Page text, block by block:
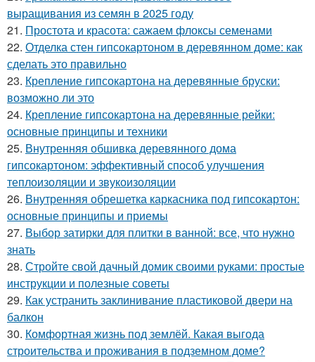
выращивания из семян в 2025 году
21. Простота и красота: сажаем флоксы семенами
22. Отделка стен гипсокартоном в деревянном доме: как
сделать это правильно
23. Крепление гипсокартона на деревянные бруски:
возможно ли это
24. Крепление гипсокартона на деревянные рейки:
основные принципы и техники
25. Внутренняя обшивка деревянного дома
гипсокартоном: эффективный способ улучшения
теплоизоляции и звукоизоляции
26. Внутренняя обрешетка каркасника под гипсокартон:
основные принципы и приемы
27. Выбор затирки для плитки в ванной: все, что нужно
знать
28. Стройте свой дачный домик своими руками: простые
инструкции и полезные советы
29. Как устранить заклинивание пластиковой двери на
балкон
30. Комфортная жизнь под землёй. Какая выгода
строительства и проживания в подземном доме?